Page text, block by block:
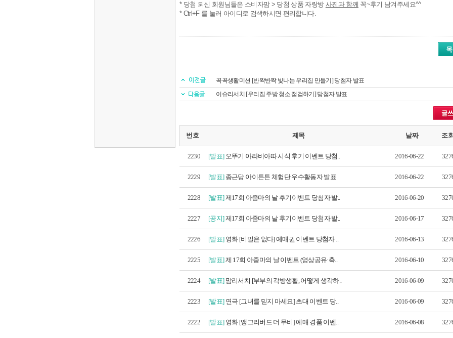
* 당첨 되신 회원님들은 소비자맘> 당첨 상품 자랑방 사진과 함께 꼭~후기 남겨주세요^^
* Ctrl+F 를 눌러 아이디로 검색하시면 편리합니다.
꼭꼭생활미션 [반짝반짝 빛나는 우리집 만들기] 당첨자 발표
이슈리서치 [우리집 주방 청소 점검하기] 당첨자 발표
번호 제목 날짜 조
2230 [발표] 오뚜기 아라비아따 시식 후기 이벤트 당첨.. 2016-06-22
2229 [발표] 종근당 아이튼튼 체험단 우수활동자 발표 2016-06-22
2228 [발표]제17회 아줌마의 날 후기이벤트 당첨자 발.. 2016-06-20
2227 [공지]제17회 아줌마의 날 후기이벤트 당첨자 발.. 2016-06-17
2226 [발표] 영화 [비밀은 없다] 예매권 이벤트 당첨자 .. 2016-06-13
2225 [발표]제 17회 아줌마의 날 이벤트 (영상공유·축.. 2016-06-10
2224 [발표] 맘리서치 [부부의 각방생활, 어떻게 생각하.. 2016-06-09
2223 [발표] 연극 [그녀를 믿지 마세요] 초대 이벤트 당.. 2016-06-09
2222 [발표] 영화 [앵그리버드 더 무비] 예매 경품 이벤.. 2016-06-08